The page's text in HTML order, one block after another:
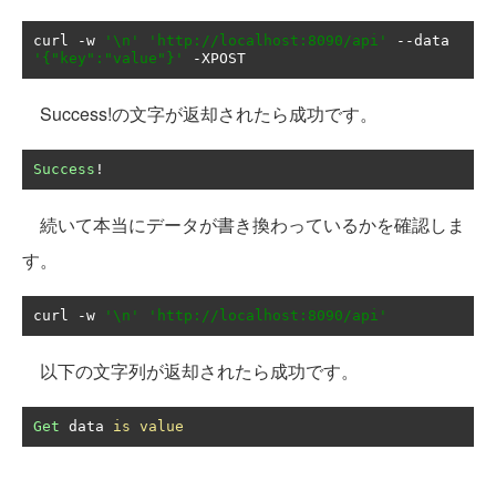
curl -w '\n' 'http://localhost:8090/api' --
'{"key":"value"}'
-XPOST
Success!の文字が返却されたら成功です。
Success !
続いて本当にデータが書き換わっているかを確認しま
す。
curl -w '\n' 'http://localhost:8090/api'
以下の文字列が返却されたら成功です。
Get data is value